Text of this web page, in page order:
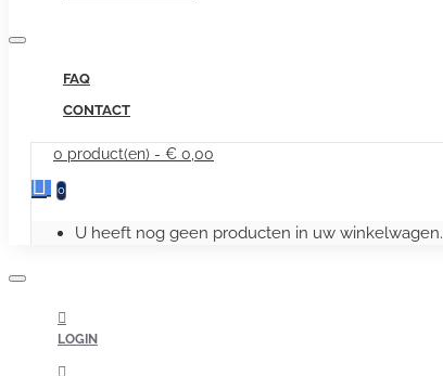
FAQ
CONTACT
0 product(en) - € 0,00
0
U heeft nog geen producten in uw winkelwagen.
LOGIN